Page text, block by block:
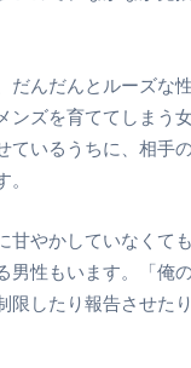
だんだんとルーズな
ンズを育ててしまう
ているうちに、相手
甘やかしていなくて
男性もいます。「俺
限したり報告させた